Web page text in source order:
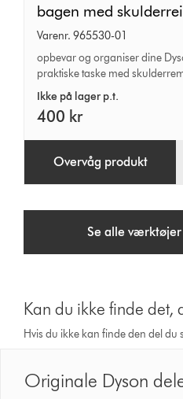
organiser
verktøyene
til
Dyson-
støvsugeren
din
i
denne
praktiske
bagen
skulderreim.
bagen med
Varenr. 965530-01
opbevar og organiser dine
praktiske taske med
Ikke på lager p.t.
400 kr
Overvåg produkt
Se alle
Kan du ikke finde det,
Hvis du ikke kan finde den del du
Originale Dyson